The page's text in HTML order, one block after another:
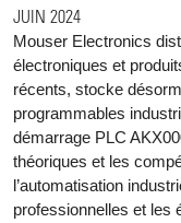
JUIN 2024
Mouser Electronics
électroniques et
récents, stocke
programmables
démarrage PLC
théoriques et les
l’automatisation
professionnelles et les